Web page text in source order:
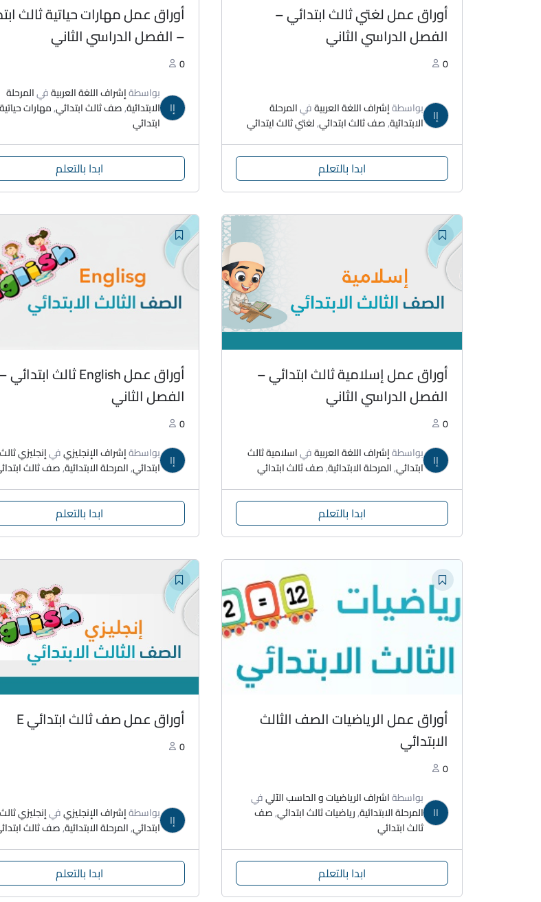
أوراق عمل لغتي ثالث ابتدائي –
الفصل الدراسي الثاني
0
إا بواسطةإشراف اللغة العربيةفيالمرحلة
الابتدائية,صف ثالث ابتدائي,لغتي ثالث ايتدائي
ابدا بالتعلم
أوراق عمل مهارات حياتية ثالث
– الفصل الدراسي الثاني
0
إا
بواسطةإشراف اللغة العربيةفيالمرحلة
الابتدائية,صف ثالث ابتدائي,مهارات
ابتدائي
ابدا بالتعلم
أوراق عمل إسلامية ثالث ابتدائي –
الفصل الدراسي الثاني
0
إا بواسطةإشراف اللغة العربيةفياسلامية ثالث
ابتدائي,المرحلة الابتدائية,صف ثالث ابتدائي
ابدا بالتعلم
أوراق عمل English ثالث ابتدائي –
الفصل الثاني
0
إا بواسطةإشراف الإنجليزيفيإنجليزي ثالث
ابتدائي,المرحلة الابتدائية,صف ثالث
ابدا بالتعلم
أوراق عمل الرياضيات الصف الثالث
الابتدائي
0
اا
بواسطةاشراف الرياضيات و الحاسب الآليفي
المرحلة الابتدائية,رياضيات ثالث ابتدائي,صف
ثالث ابتدائي
ابدا بالتعلم
أوراق عمل صف ثالث ابتدائي E
0
إا بواسطةإشراف الإنجليزيفيإنجليزي ثالث
ابتدائي,المرحلة الابتدائية,صف ثالث
ابدا بالتعلم